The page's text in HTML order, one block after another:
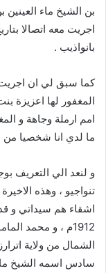
بن الشيخ ماء
بانواذيب .
كما سبق لي ان اجريت
المغفور لها اعزيزة
امم ارملة وجاهة و
ما لدي انا شخصيا من
و لنعد الي التعريف
تنواجيو ، وهذه
اشقاء هم سيداتي و
1912م ، و محمد
الشمال من ولاية
سادس اسمه الشيخ